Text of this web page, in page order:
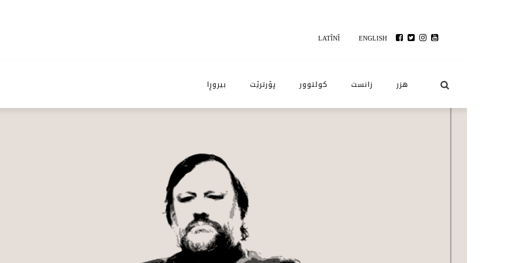
ENGLISH
LATÎNÎ
بیروڕا پۆرترێت کولتوور زانست هزر